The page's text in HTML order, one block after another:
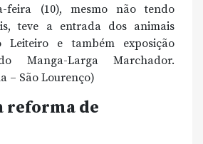
feira (10), mesmo não tendo
teve a entrada dos animais
e também exposição
Manga-Larga Marchador.
– São Lourenço)
reforma de